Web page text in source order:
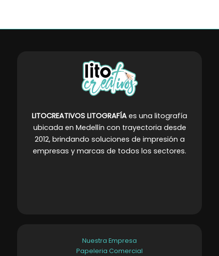
LITOCREATIVOS LITOGRAFÍA es una litografía
ubicada en Medellín con trayectoria desde
2012, brindando soluciones de impresión a
empresas y marcas de todos los sectores.
Nuestra Empresa
Papeleria Comercial